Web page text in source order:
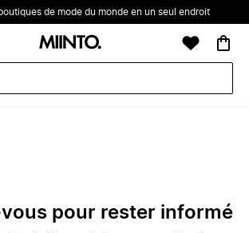
de mode du monde en un seul endroit
pour rester informé